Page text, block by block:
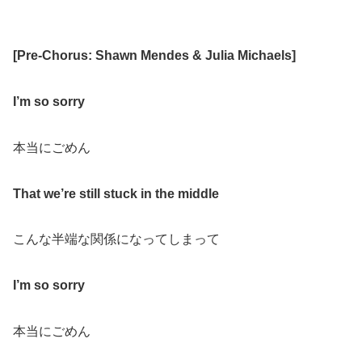
[Pre-Chorus: Shawn Mendes & Julia Michaels]
I’m so sorry
本当にごめん
That we’re still stuck in the middle
こんな半端な関係になってしまって
I’m so sorry
本当にごめん